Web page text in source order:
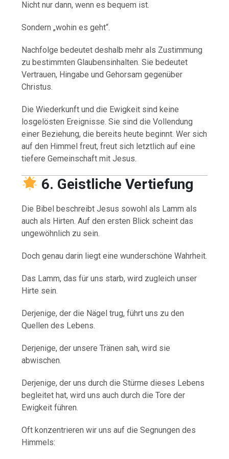
Nicht nur dann, wenn es bequem ist.
Sondern „wohin es geht“.
Nachfolge bedeutet deshalb mehr als Zustimmung
zu bestimmten Glaubensinhalten. Sie bedeutet
Vertrauen, Hingabe und Gehorsam gegenüber
Christus.
Die Wiederkunft und die Ewigkeit sind keine
losgelösten Ereignisse. Sie sind die Vollendung
einer Beziehung, die bereits heute beginnt. Wer sich
auf den Himmel freut, freut sich letztlich auf eine
tiefere Gemeinschaft mit Jesus.
6. Geistliche Vertiefung
Die Bibel beschreibt Jesus sowohl als Lamm als
auch als Hirten. Auf den ersten Blick scheint das
ungewöhnlich zu sein.
Doch genau darin liegt eine wunderschöne Wahrheit.
Das Lamm, das für uns starb, wird zugleich unser
Hirte sein.
Derjenige, der die Nägel trug, führt uns zu den
Quellen des Lebens.
Derjenige, der unsere Tränen sah, wird sie
abwischen.
Derjenige, der uns durch die Stürme dieses Lebens
begleitet hat, wird uns auch durch die Tore der
Ewigkeit führen.
Oft konzentrieren wir uns auf die Segnungen des
Himmels: